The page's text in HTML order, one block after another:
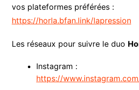
vos plateformes préférées :
https://horla.bfan.link/lapression
Les réseaux pour suivre le duo
Instagram :
https://